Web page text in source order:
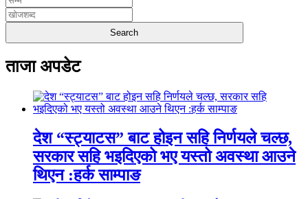
ताजा अपडेट
देश “स्ट्याटस” बाट होइन सहि निर्णयले चल्छ,
सरकार सहि भइदिएको भए यस्तो अवस्था आउने
थिएन :हर्क साम्पाङ